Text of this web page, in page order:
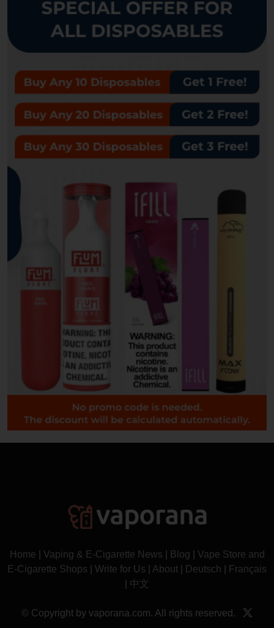
Home Vaping & E-Cigarette News Blog
Vape Store and
E-Cigarette Shops
Write for Us About Deutsch
Français
中文
© Copyright by vaporana.com. All rights reserved.